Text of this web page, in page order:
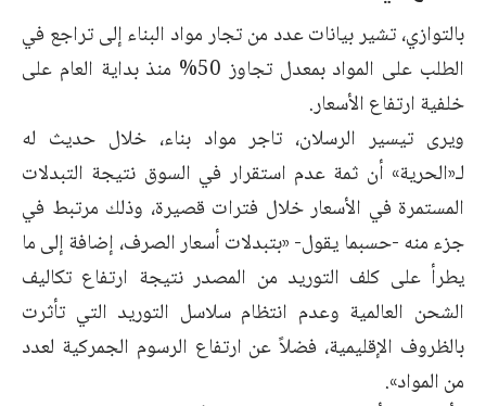
بالتوازي، تشير بيانات عدد من تجار مواد البناء إلى تراجع في
الطلب على المواد بمعدل تجاوز 50% منذ بداية العام على
خلفية ارتفاع الأسعار.
ويرى تيسير الرسلان، تاجر مواد بناء، خلال حديث له
لـ«الحرية» أن ثمة عدم استقرار في السوق نتيجة التبدلات
المستمرة في الأسعار خلال فترات قصيرة، وذلك مرتبط في
جزء منه -حسبما يقول- «بتبدلات أسعار الصرف، إضافة إلى ما
يطرأ على كلف التوريد من المصدر نتيجة ارتفاع تكاليف
الشحن العالمية وعدم انتظام سلاسل التوريد التي تأثرت
بالظروف الإقليمية، فضلاً عن ارتفاع الرسوم الجمركية لعدد
من المواد».